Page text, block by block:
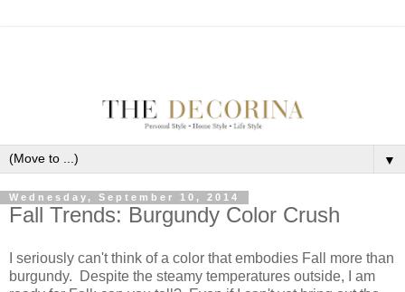
▼
Wednesday, September 10, 2014
Fall Trends: Burgundy Color Crush
I seriously can't think of a color that embodies Fall more than
burgundy. Despite the steamy temperatures outside, I am